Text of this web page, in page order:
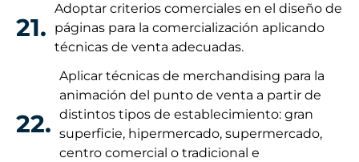
21.
Adoptar criterios comerciales en el diseño de
páginas para la comercialización aplicando
técnicas de venta adecuadas.
22.
Aplicar técnicas de merchandising para la
animación del punto de venta a partir de
distintos tipos de establecimiento: gran
superficie, hipermercado, supermercado,
centro comercial o tradicional e